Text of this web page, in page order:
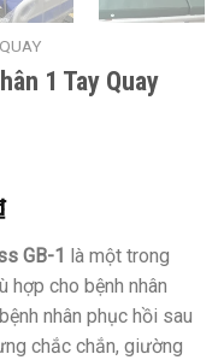
1 Tay Quay
Giá
hiện
tại
là:
7.250.000 ₫.
GB-1
là một trong
hợp cho bệnh nhân
nhân phục hồi sau
chắc chắn, giường